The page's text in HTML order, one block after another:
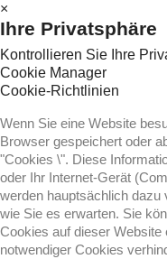
×
Ihre Privatsphäre
Kontrollieren Sie Ihre
Cookie Manager
Cookie-Richtlinien
Wenn Sie eine Website
Browser gespeichert oder
"Cookies \". Diese
oder Ihr Internet-Gerät
werden hauptsächlich dazu
wie Sie es erwarten. Sie
Cookies auf dieser Website
notwendiger Cookies